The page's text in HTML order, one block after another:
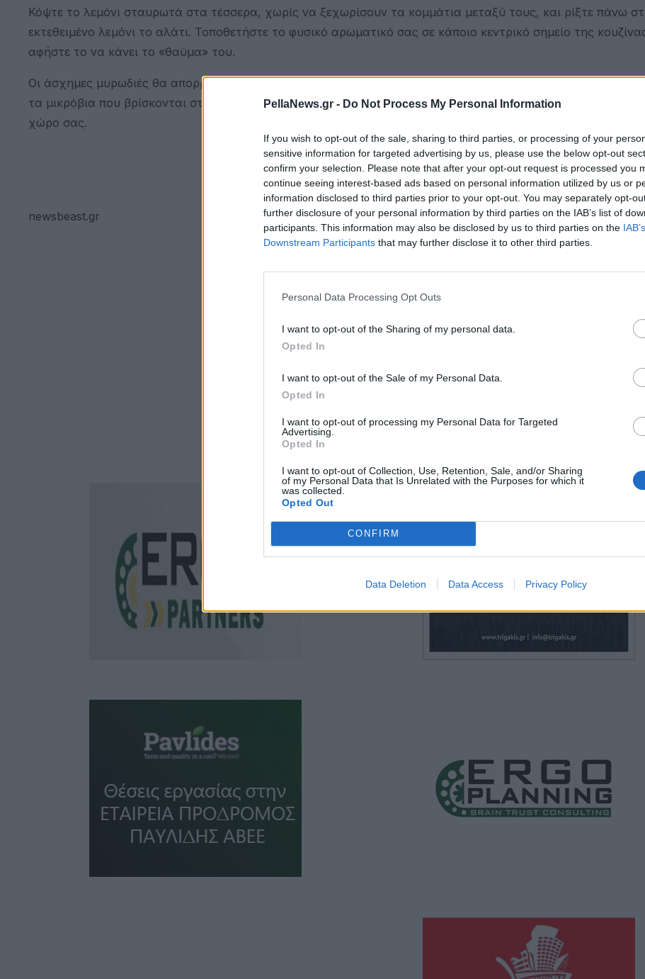
PellaNews.gr - Do Not Process My Personal Information
If you wish to opt-out of the sale, sharing to third parties, or processing of your
sensitive information for targeted advertising by us, please use the below opt-out
confirm your selection. Please note that after your opt-out request is processed you
continue seeing interest-based ads based on personal information utilized by us or
information disclosed to third parties prior to your opt-out. You may separately opt-
further disclosure of your personal information by third parties on the IAB’s list of
participants. This information may also be disclosed by us to third parties on the
Downstream Participants that may further disclose it to other third parties.
Personal Data Processing Opt Outs
I want to opt-out of the Sharing of my personal data.
Opted In
I want to opt-out of the Sale of my Personal Data.
Opted In
I want to opt-out of processing my Personal Data for Targeted
Advertising.
Opted In
I want to opt-out of Collection, Use, Retention, Sale, and/or Sharing
of my Personal Data that Is Unrelated with the Purposes for which it
was collected.
Opted Out
CONFIRM
Data Deletion Data Access Privacy Policy
Κόψτε το λεμόνι σταυρωτά στα τέσσερα, χωρίς να ξεχωρίσουν τα κομμάτια μεταξύ τους, και ρίξτε πάνω
εκτεθειμένο λεμόνι το αλάτι. Τοποθετήστε το φυσικό αρωματικό σας σε κάποιο κεντρικό σημείο της
αφήστε το να κάνει το «θαύμα» του.
Οι άσχημες μυρωδιές θα απορροφηθούν από το αλατισμένο λεμόνι, ενώ ταυτόχρονα θα σκοτωθούν τα
τα μικρόβια που βρίσκονται στον αέρα. Επιπλέον, το άρωμα του λεμονιού θα αρωματίσει με τον καλύτερο
χώρο σας.
newsbeast.gr